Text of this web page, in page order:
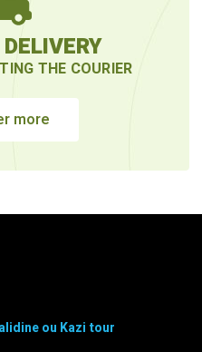
THE COURIER
more
ou Kazi tour